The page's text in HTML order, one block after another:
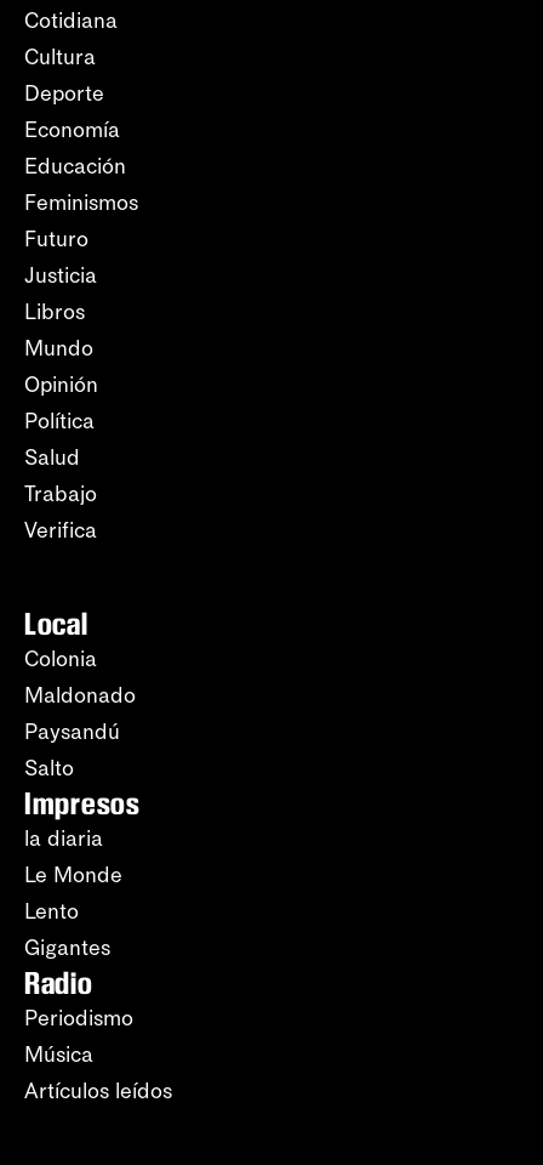
Cotidiana
Cultura
Deporte
Economía
Educación
Feminismos
Futuro
Justicia
Libros
Mundo
Opinión
Política
Salud
Trabajo
Verifica
Local
Colonia
Maldonado
Paysandú
Salto
Impresos
la diaria
Le Monde
Lento
Gigantes
Radio
Periodismo
Música
Artículos leídos